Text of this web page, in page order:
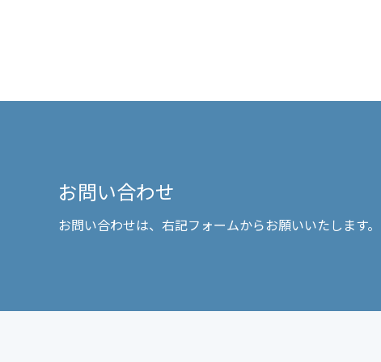
お問い合わせ
お問い合わせは、右記フォームからお願いいたします。